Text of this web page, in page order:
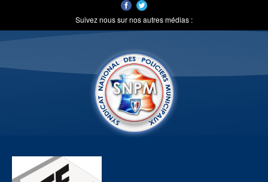
Suivez nous sur nos autres médias :